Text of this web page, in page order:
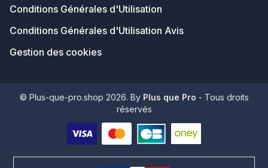
Conditions Générales d'Utilisation
Conditions Générales d'Utilisation Avis
Gestion des cookies
© Plus-que-pro.shop 2026. By Plus que Pro - Tous droits
réservés